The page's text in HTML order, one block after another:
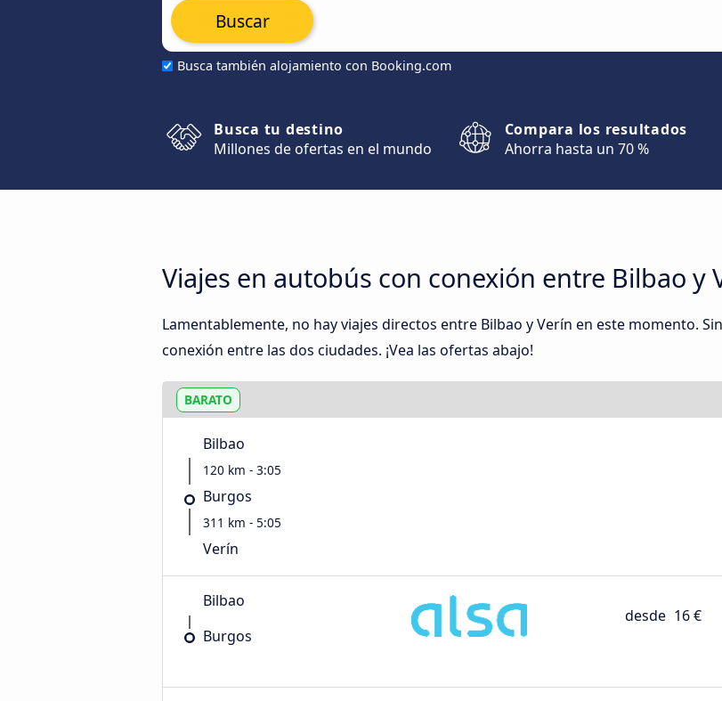
Busca también alojamiento con Booking.com
Buscar
Busca tu destino
Millones de ofertas en el mundo
Compara los resultados
Ahorra hasta un 70 %
Viajes en autobús con conexión entre Bilbao y
Lamentablemente, no hay viajes directos entre Bilbao y Verín en este momento.
conexión entre las dos ciudades. ¡Vea las ofertas abajo!
BARATO
Bilbao
120 km - 3:05
Burgos
311 km - 5:05
Verín
Bilbao
Burgos
desde 16 €